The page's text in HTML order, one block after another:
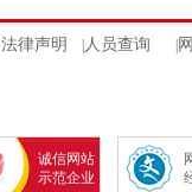
法律声明 人员查询
诚信网站
示范企业